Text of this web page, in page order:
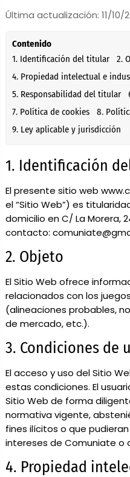
Última actualización: 11/10/
Contenido
1. Identificación del titular
2.
4. Propiedad intelectual e
5. Responsabilidad del titular
7. Política de cookies
8.
9. Ley aplicable y jurisdicción
1. Identificación
El presente sitio web
el “Sitio Web”) es
domicilio en C/ La Morera,
contacto:
2. Objeto
El Sitio Web ofrece
relacionados con los
(alineaciones probables,
de mercado, etc.).
3. Condiciones de
El acceso y uso del Sitio
estas condiciones. El
Sitio Web de forma
normativa vigente,
fines ilícitos o que
intereses de Comuniate o
4. Propiedad